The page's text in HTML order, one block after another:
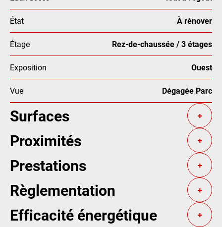
État À rénover
Étage Rez-de-chaussée / 3 étages
Exposition Ouest
Vue Dégagée Parc
Surfaces +
Proximités +
Prestations +
Règlementation +
Efficacité énergétique +